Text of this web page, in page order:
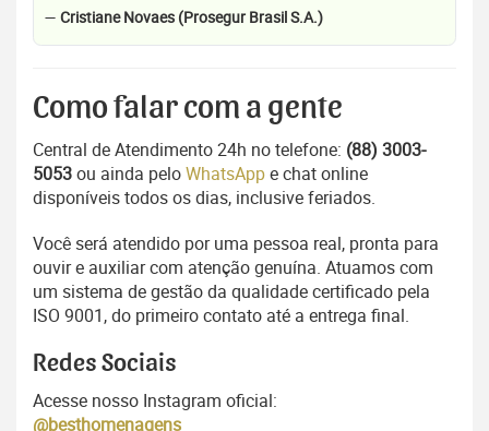
— Cristiane Novaes (Prosegur Brasil S.A.)
Como falar com a gente
Central de Atendimento 24h no telefone: (88) 3003-
5053ou ainda peloWhatsAppe chat online
disponíveis todos os dias, inclusive feriados.
Você será atendido por uma pessoa real, pronta para
ouvir e auxiliar com atenção genuína. Atuamos com
um sistema de gestão da qualidade certificado pela
ISO 9001, do primeiro contato até a entrega final.
Redes Sociais
Acesse nosso Instagram oficial:
@besthomenagens